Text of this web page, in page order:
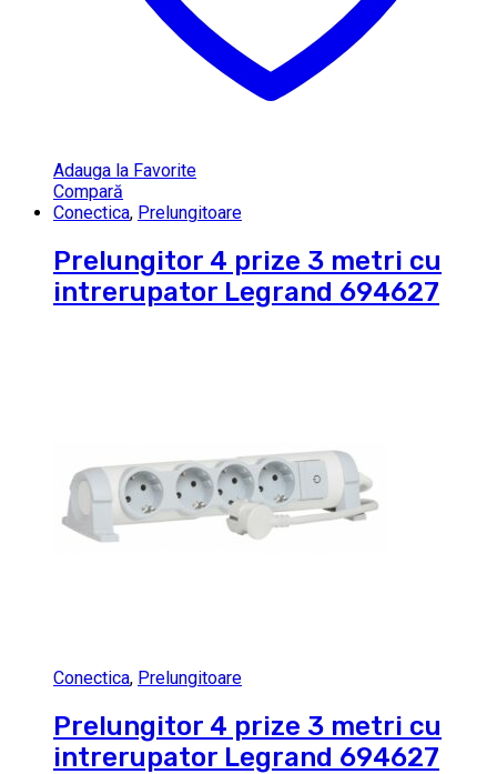
Adauga la Favorite
Compară
Conectica, Prelungitoare
Prelungitor 4 prize 3 metri cu
intrerupator Legrand 694627
Conectica, Prelungitoare
Prelungitor 4 prize 3 metri cu
intrerupator Legrand 694627